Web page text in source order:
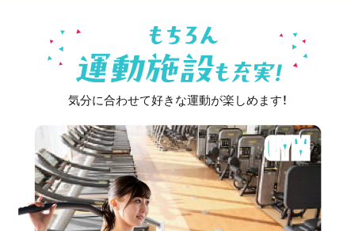
気分に合わせて好きな運動が楽しめます！
GYM